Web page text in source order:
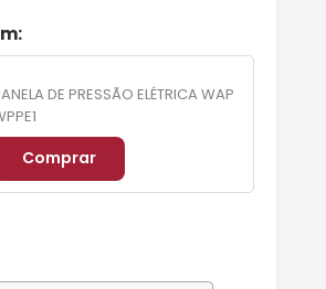
DE PRESSÃO ELÉTRICA WAP
Comprar